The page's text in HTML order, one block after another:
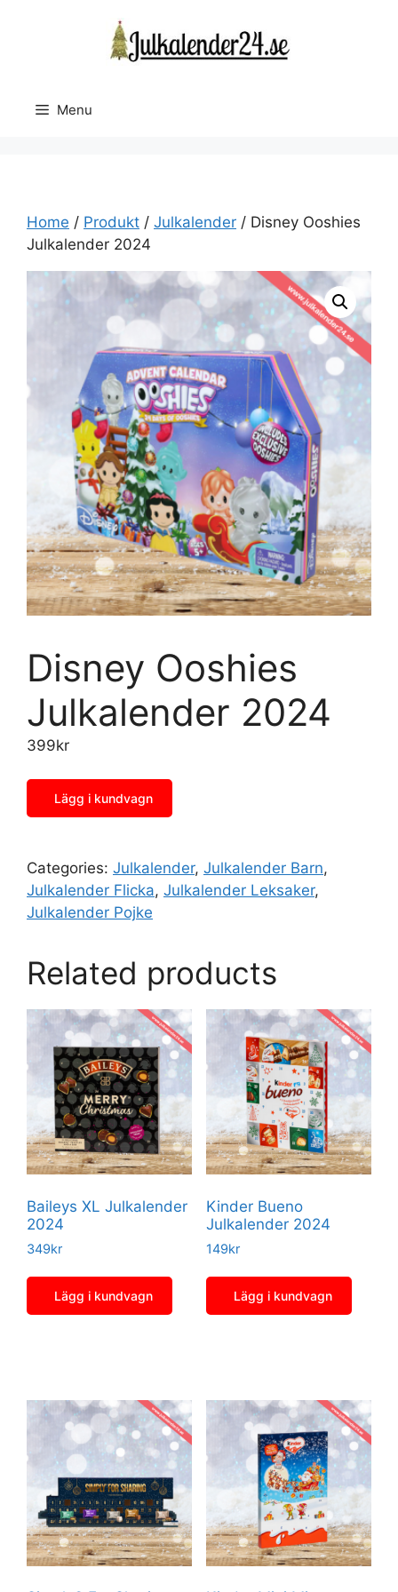
Menu
Home / Produkt / Julkalender / Disney Ooshies
Julkalender 2024
Disney Ooshies
Julkalender 2024
399kr
Lägg i kundvagn
Categories: Julkalender, Julkalender Barn,
Julkalender Flicka, Julkalender Leksaker,
Julkalender Pojke
Related products
Baileys XL Julkalender
2024
349kr
Lägg i kundvagn
Kinder Bueno
Julkalender 2024
149kr
Lägg i kundvagn